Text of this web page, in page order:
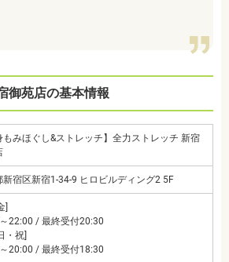
御苑店の基本情報
もみほぐし&ストレッチ】全力ストレッチ 新宿
新宿区新宿1-34-9 ヒロビルディング2 5F
]
22:00 / 最終受付20:30
・祝]
20:00 / 最終受付18:30